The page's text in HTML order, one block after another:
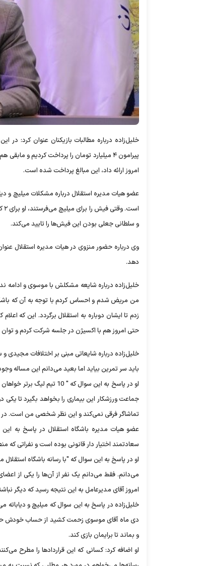
خلیل‌زاده درباره مطالبات بازیکنان عنوان
امروز ارائه داد، این مبالغ پرداخت شده است.
عضو هیات مدیره استقلال درباره مشکلات میلیچ و
و سلطانی جعلی بودن این فیش‌ها را تایید می‌کند.
وی درباره حضور منزوی در هیات مدیره استقلال
دهد.
خلیل‌زاده درباره شایعه مشکلش با موسوی و ادامه
من مریض شدم و احساس کردم با توجه به آن که
زدم تا ایشان دوباره به استقلال برگردد. این که
حتی امروز هم با اکسیژن در جلسه شرکت کردم و
خلیل‌زاده درباره شایعاتی مبنی بر اختلافات
باید سر تمرین بیاید اما بعید می‌دانم این مساله
او در پاسخ به این سوال
جماعت ورزشکار این بیماری را بخواهد بگیرد تا
تماشاگر فرقی نمی‌کند و این نظر شخصی من است.
عضو هیات مدیره باشگاه استقلال در پاسخ به این
سعادتمند اختیار دار قانونی بوده است و نفراتی که
او در پاسخ به این سوال که "با رسانه باشگاه
می‌دانم. فقط می‌دانم یک نفر از آن‌ها را یکی از
امروز آقای مدیرعامل به این نتیجه رسید که دیگر
خلیل‌زاده در پاسخ به این سوال که میلیچ و دیاباته
و بماند تا برایمان بازی کند.
او اضافه کرد: کسانی که این قراردادها را مطرح